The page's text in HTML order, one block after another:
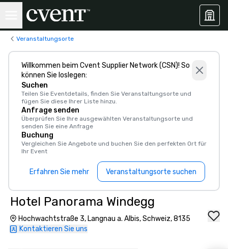
Veranstaltungsorte
Willkommen beim Cvent Supplier Network (CSN)! So
können Sie loslegen:
Suchen
Teilen Sie Eventdetails, finden Sie Veranstaltungsorte und
fügen Sie diese Ihrer Liste hinzu.
Anfrage senden
Überprüfen Sie Ihre ausgewählten Veranstaltungsorte und
senden Sie eine Anfrage
Buchung
Vergleichen Sie Angebote und buchen Sie den perfekten Ort für
Ihr Event
Erfahren Sie mehr Veranstaltungsorte suchen
Hotel Panorama Windegg
Hochwachtstraße 3, Langnau a. Albis, Schweiz, 8135
Kontaktieren Sie uns